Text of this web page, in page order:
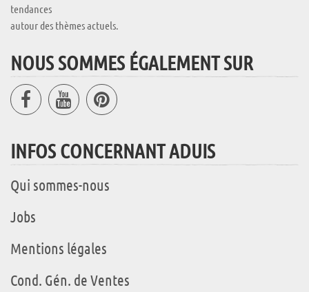
tendances
autour des thèmes actuels.
NOUS SOMMES ÉGALEMENT SUR
INFOS CONCERNANT ADUIS
Qui sommes-nous
Jobs
Mentions légales
Cond. Gén. de Ventes